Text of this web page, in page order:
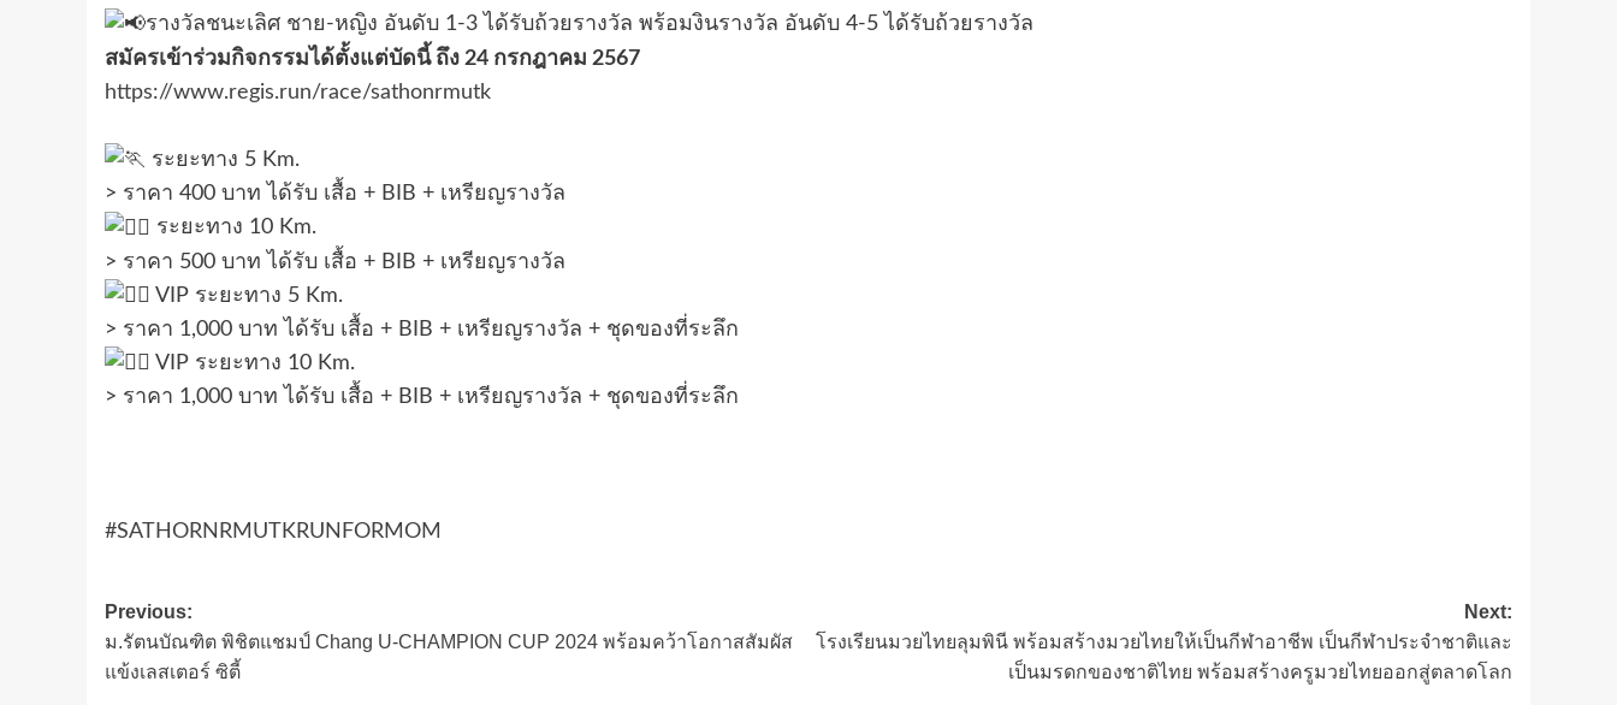
รางวัลชนะเลิศ ชาย-หญิง อันดับ 1-3 ได้รับถ้วยรางวัล พร้อมงินรางวัล อันดับ 4-5 ได้รับถ้วยรางวัล
สมัครเข้าร่วมกิจกรรมได้ตั้งแต่บัดนี้ ถึง 24 กรกฎาคม 2567
https://www.regis.run/race/sathonrmutk
ระยะทาง 5 Km.
> ราคา 400 บาท ได้รับ เสื้อ + BIB + เหรียญรางวัล
ระยะทาง 10 Km.
> ราคา 500 บาท ได้รับ เสื้อ + BIB + เหรียญรางวัล
VIP ระยะทาง 5 Km.
> ราคา 1,000 บาท ได้รับ เสื้อ + BIB + เหรียญรางวัล + ชุดของที่ระลึก
VIP ระยะทาง 10 Km.
> ราคา 1,000 บาท ได้รับ เสื้อ + BIB + เหรียญรางวัล + ชุดของที่ระลึก
#SATHORNRMUTKRUNFORMOM
Post
navigation
Previous:
ม.รัตนบัณฑิต พิชิตแชมป์ Chang U-CHAMPION CUP 2024 พร้อมคว้าโอกาสสัมผัส
แข้งเลสเตอร์ ซิตี้
Next:
โรงเรียนมวยไทยลุมพินี พร้อมสร้างมวยไทยให้เป็นกีฬาอาชีพ เป็นกีฬาประจำชาติและ
เป็นมรดกของชาติไทย พร้อมสร้างครูมวยไทยออกสู่ตลาดโลก